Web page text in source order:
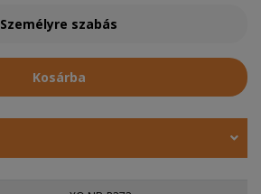
Személyre szabás
Kosárba